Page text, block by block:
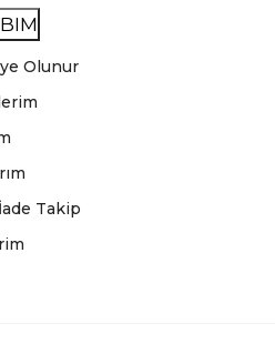
Olunur
Takip